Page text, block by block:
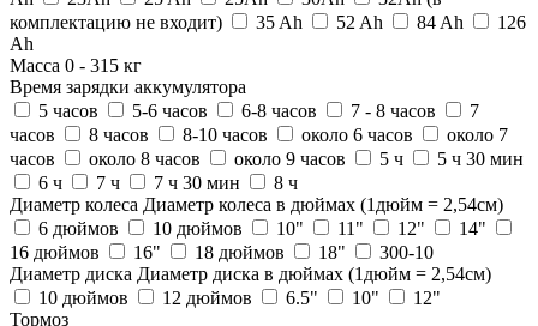
комплектацию не входит)
35 Ah 52 Ah 84 Ah
126
Ah
Масса 0 - 315 кг
Время зарядки аккумулятора
5 часов
5-6 часов 6-8 часов 7 - 8 часов
7
часов
8 часов 8-10 часов около 6 часов
около 7
часов
около 8 часов около 9 часов 5 ч
5 ч 30 мин
6 ч
7 ч 7 ч 30 мин
8 ч
Диаметр колеса Диаметр колеса в дюймах (1дюйм = 2,54см)
6 дюймов
10 дюймов 10" 11" 12"
14"
16 дюймов
16" 18 дюймов 18"
300-10
Диаметр диска Диаметр диска в дюймах (1дюйм = 2,54см)
10 дюймов
12 дюймов 6.5" 10"
12"
Тормоз